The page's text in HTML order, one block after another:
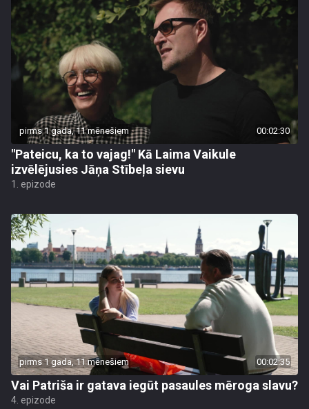
pirms 1 gada, 11 mēnešiem 00:02:30
"Pateicu, ka to vajag!" Kā Laima Vaikule
izvēlējusies Jāņa Stībeļa sievu
1. epizode
pirms 1 gada, 11 mēnešiem 00:02:35
Vai Patriša ir gatava iegūt pasaules mēroga slavu?
4. epizode